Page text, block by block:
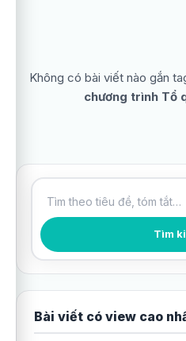
Không có bài viết nào gắn
chương trình Tổ
Tìm kiếm bài viết Tìm
Bài viết có view cao